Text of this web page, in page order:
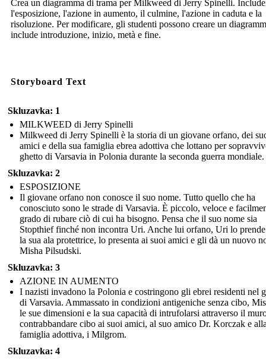
Crea un diagramma di trama per Milkweed di Jerry Spinelli.
l'esposizione, l'azione in aumento, il culmine, l'azione in caduta e la
risoluzione. Per modificare, gli studenti possono creare un
include introduzione, inizio, metà e fine.
Storyboard Text
Skluzavka: 1
MILKWEED di Jerry Spinelli
Milkweed di Jerry Spinelli è la storia di un giovane orfano, dei
amici e della sua famiglia ebrea adottiva che lottano per
ghetto di Varsavia in Polonia durante la seconda guerra mondiale.
Skluzavka: 2
ESPOSIZIONE
Il giovane orfano non conosce il suo nome. Tutto quello che ha
conosciuto sono le strade di Varsavia. È piccolo, veloce e
grado di rubare ciò di cui ha bisogno. Pensa che il suo nome sia
Stopthief finché non incontra Uri. Anche lui orfano, Uri lo
la sua ala protettrice, lo presenta ai suoi amici e gli dà un nuovo
Misha Pilsudski.
Skluzavka: 3
AZIONE IN AUMENTO
I nazisti invadono la Polonia e costringono gli ebrei residenti nel
di Varsavia. Ammassato in condizioni antigeniche senza cibo,
le sue dimensioni e la sua capacità di intrufolarsi attraverso il
contrabbandare cibo ai suoi amici, al suo amico Dr. Korczak e
famiglia adottiva, i Milgrom.
Skluzavka: 4